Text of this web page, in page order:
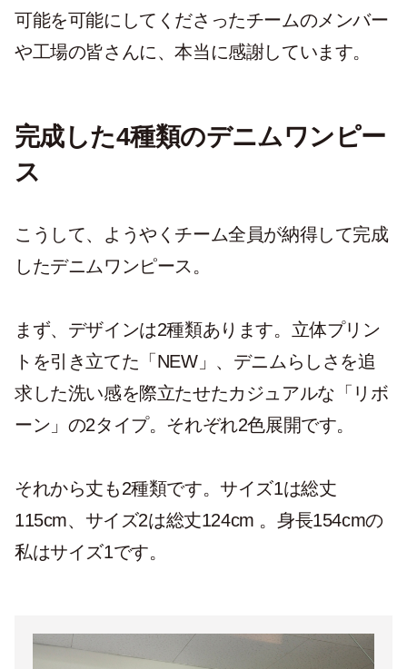
可能を可能にしてくださったチームのメンバー
や工場の皆さんに、本当に感謝しています。
完成した4種類のデニムワンピー
ス
こうして、ようやくチーム全員が納得して完成
したデニムワンピース。
まず、デザインは2種類あります。立体プリン
トを引き立てた「NEW」、デニムらしさを追
求した洗い感を際立たせたカジュアルな「リボ
ーン」の2タイプ。それぞれ2色展開です。
それから丈も2種類です。サイズ1は総丈
115cm、サイズ2は総丈124cm 。身長154cmの
私はサイズ1です。